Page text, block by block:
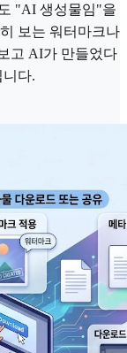
"AI 생성물임"을
보는 워터마크나
고 AI가 만들었다
다.